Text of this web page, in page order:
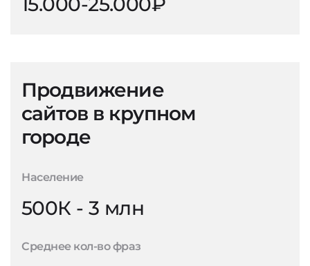
Продвижение
сайтов в крупном
городе
Население
500К - 3 млн
Среднее кол-во фраз